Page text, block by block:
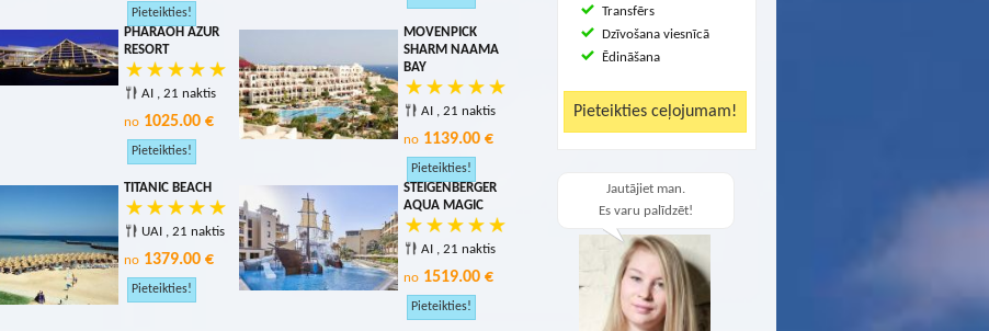
Transfērs
Dzīvošana viesnīcā
Ēdināšana
Jautājiet man.
Es varu palīdzēt!
PHARAOH AZUR
RESORT
AI , 21 naktis
no1025.00 €
MOVENPICK
SHARM NAAMA
BAY
AI , 21 naktis
no1139.00 €
TITANIC BEACH
UAI , 21 naktis
no1379.00 €
STEIGENBERGER
AQUA MAGIC
AI , 21 naktis
no1519.00 €